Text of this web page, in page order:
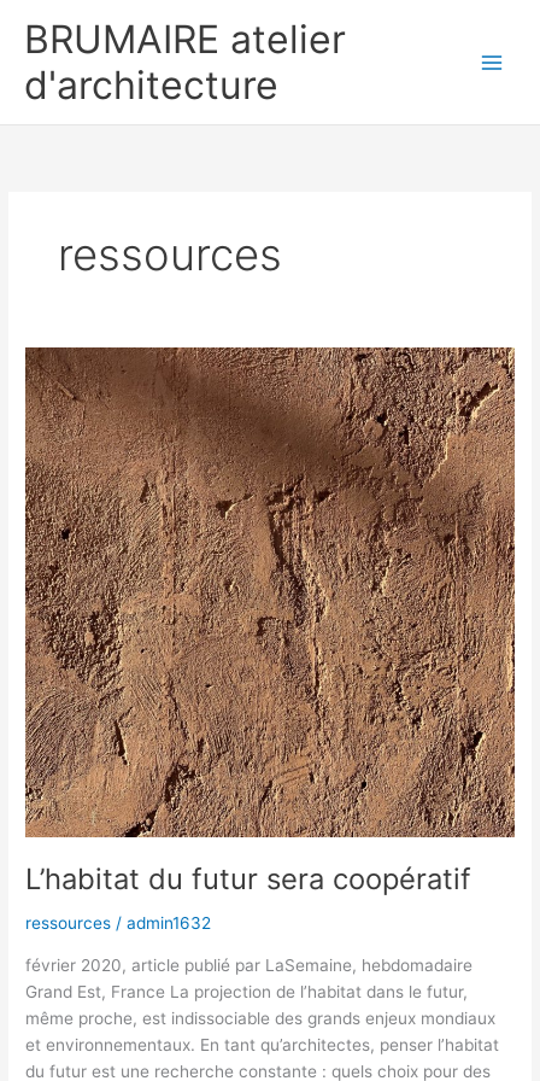
InhaltBRUMAIRE atelier
d'architecture
ressources
L’habitat du futur sera coopératif
ressources /admin1632
février 2020, article publié par LaSemaine, hebdomadaire
Grand Est, France La projection de l’habitat dans le futur,
même proche, est indissociable des grands enjeux mondiaux
et environnementaux. En tant qu’architectes, penser l’habitat
du futur est une recherche constante : quels choix pour des
L’habitat
du
futur
sera
coopératif